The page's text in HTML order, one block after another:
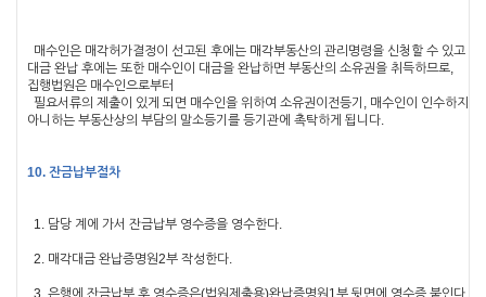
매수인은 매각허가결정이 선고된 후에는 매각부동산의 관리명령을 신청할 수 있고
대금 완납 후에는 또한 매수인이 대금을 완납하면 부동산의 소유권을 취득하므로
집행법원은 매수인으로부터
필요서류의 제출이 있게 되면 매수인을 위하여 소유권이전등기
매수인이 인수하지
아니하는 부동산상의 부담의 말소등기를 등기관에 촉탁하게 됩니다
10. 잔금납부절차
1. 담당 계에 가서 잔금납부 영수증을 영수한다
2. 매각대금 완납증명원2부 작성한다
3. 은행에 잔금납부 후 영수증은(법원제출용)완납증명원 1 부 뒷면에 영수증 붙인다